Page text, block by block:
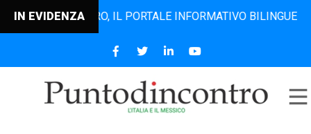
IN EVIDENZAIL PORTALE INFORMATIVO BILINGUE CHE